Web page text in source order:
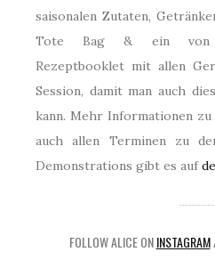
saisonalen Zutaten,
Tote Bag & ein von
Rezeptbooklet mit allen
Session, damit man auch
kann. Mehr Informationen zu
auch allen Terminen zu
Demonstrations gibt es auf
FOLLOW ALICE ONINSTAGRAM